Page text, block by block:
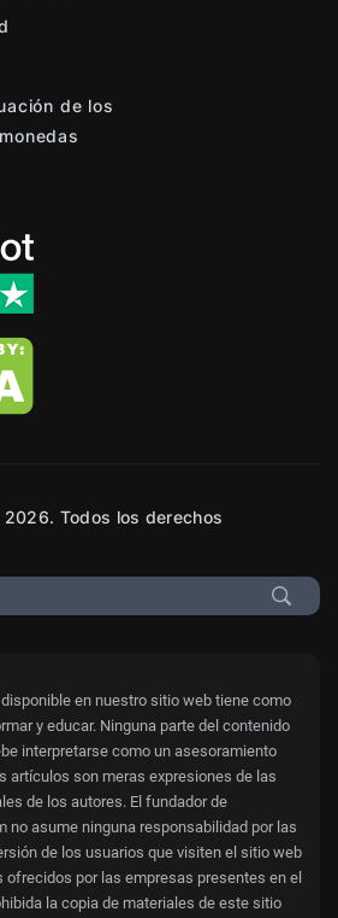
de los
Todos los derechos
en nuestro sitio web tiene como
y educar. Ninguna parte del contenido
interpretarse como un asesoramiento
artículos son meras expresiones de las
de los autores. El fundador de
no asume ninguna responsabilidad por las
de los usuarios que visiten el sitio web
ofrecidos por las empresas presentes en el
la copia de materiales de este sitio